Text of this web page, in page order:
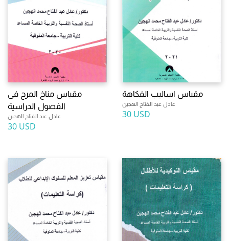
مقياس مناخ المرح فى
الفصول الدراسية
عادل عبد الفتاح الهجين
30 USD
مقياس اساليب الفكاهة
عادل عبد الفتاح الهجين
30 USD